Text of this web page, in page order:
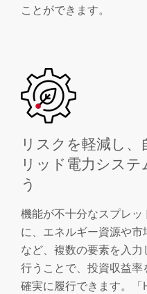
ことができます。
リスクを軽減し
リッド電力シス
う
機能が不十分なスプレッ
に、エネルギー資源や
など、複数の要素を入
行うことで、投資収益
確実に履行できます。